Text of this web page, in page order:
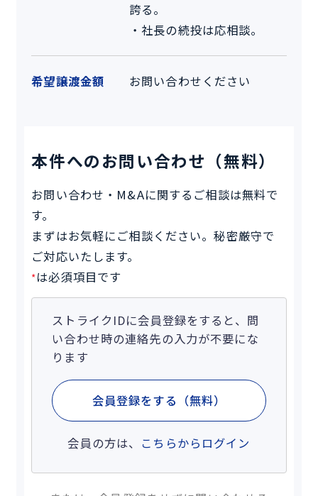
誇る。
・社長の続投は応相談。
希望譲渡金額 お問い合わせください
本件へのお問い合わせ（無料）
お問い合わせ・M&Aに関するご相談は無料で
す。
まずはお気軽にご相談ください。秘密厳守で
ご対応いたします。
*は必須項目です
ストライクIDに会員登録をすると、問
い合わせ時の連絡先の入力が不要にな
ります
会員登録をする（無料）
会員の方は、 こちらからログイン